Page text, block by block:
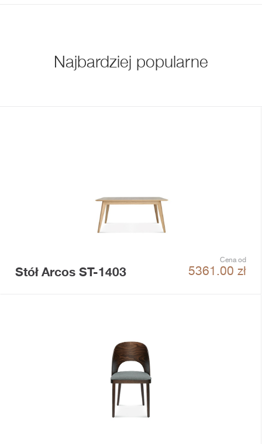
Najbardziej popularne
Stół Arcos ST-1403
Cena od
5361.00 zł